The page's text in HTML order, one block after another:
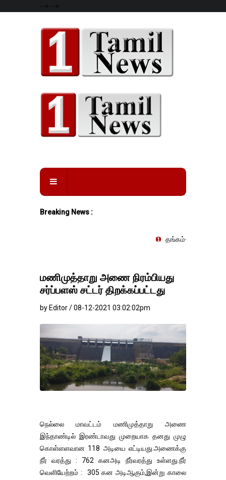
--> -->
Breaking News :
தங்கம்-வெள்ளி விலை
மணிமுத்தாறு அணை நிரம்பியது
சர்ப்பளஸ் சட்டர் திறக்கப்பட்டது
by Editor / 08-12-2021 03:02:02pm
நெல்லை மாவட்டம் மணிமுத்தாறு அணை
இந்தாண்டில் இரண்டாவது முறையாக தனது முழு
கொள்ளளவான 118 அடியை எட்டியது.அணைக்கு
நீர் வரத்து : 762 கனஅடி நீர்வரத்து உள்ளது.நீர்
வெளியேற்றம் : 305 கன அடிஆகும்,இன்று காலை